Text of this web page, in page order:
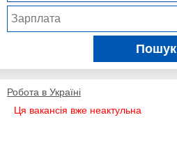
Пошук
Робота в Україні
Ця вакансія вже неактульна